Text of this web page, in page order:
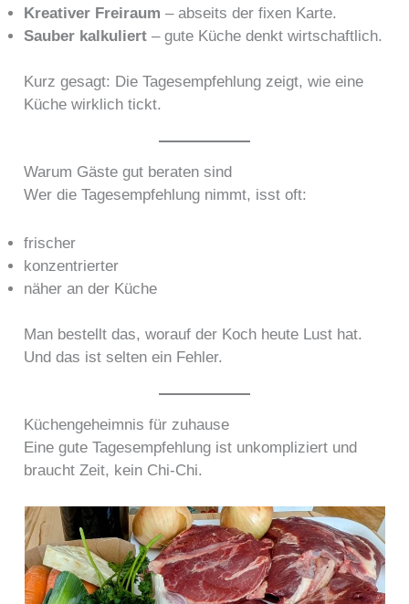
Kreativer Freiraum – abseits der fixen Karte.
Sauber kalkuliert – gute Küche denkt wirtschaftlich.
Kurz gesagt: Die Tagesempfehlung zeigt, wie eine
Küche wirklich tickt.
Warum Gäste gut beraten sind
Wer die Tagesempfehlung nimmt, isst oft:
frischer
konzentrierter
näher an der Küche
Man bestellt das, worauf der Koch heute Lust hat.
Und das ist selten ein Fehler.
Küchengeheimnis für zuhause
Eine gute Tagesempfehlung ist unkompliziert und
braucht Zeit, kein Chi-Chi.